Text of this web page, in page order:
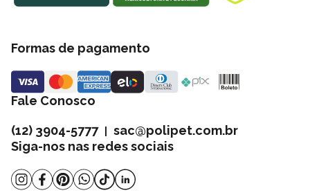
Formas de pagamento
Fale Conosco
(12) 3904-5777| sac@polipet.com.br
Siga-nos nas redes sociais